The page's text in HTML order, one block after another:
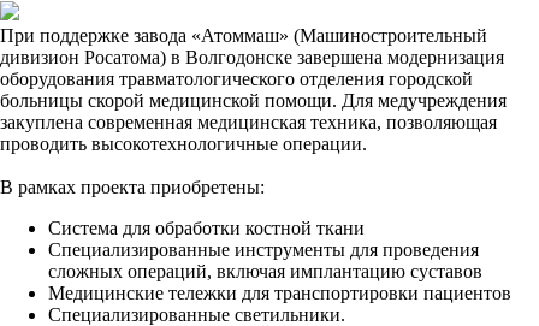
При поддержке завода «Атоммаш» (Машиностроительный
дивизион Росатома) в Волгодонске завершена модернизация
оборудования травматологического отделения городской
больницы скорой медицинской помощи. Для медучреждения
закуплена современная медицинская техника, позволяющая
проводить высокотехнологичные операции.
В рамках проекта приобретены:
Система для обработки костной ткани
Специализированные инструменты для проведения
сложных операций, включая имплантацию суставов
Медицинские тележки для транспортировки пациентов
Специализированные светильники.